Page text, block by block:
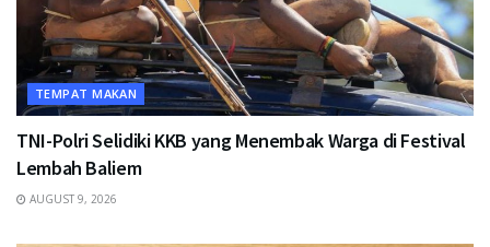
TEMPAT MAKAN
TNI-Polri Selidiki KKB yang Menembak Warga di Festival
Lembah Baliem
AUGUST 9, 2026